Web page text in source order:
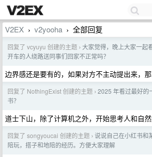
V2EX › v2yooha › 全部回复
回复了 vcyuyu 创建的主题 › 大家觉得，晚上大家一起
开车的人绕路送同事们回家不正常吗？
边界感还是要有的，如果对方不主动提出来，
回复了 NothingExist 创建的主题 › 2025 年看过最好的
书？
道士下山，除了计算机之外，开始思考人和自
回复了 songyoucai 创建的主题 › 说说自己在小红书和
陪玩，搭子和地陪的经历。方便大家理解